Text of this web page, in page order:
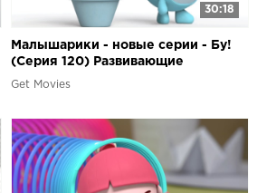
30:18
Малышарики - новые серии - Бу!
(Серия 120) Развивающие
мультики для самых маленьких
Get Movies